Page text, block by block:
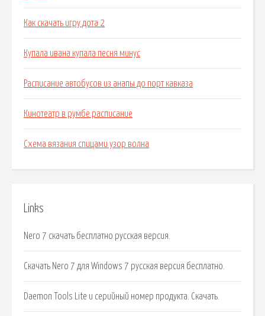
Как скачать игру дота 2
Купала ивана купала песня минус
Расписание автобусов из анапы до порт кавказа
Кинотеатр в румбе расписание
Схема вязания спицами узор волна
Links
Nero 7 скачать бесплатно русская версия.
Скачать Nero 7 для Windows 7 русская версия бесплатно.
Daemon Tools Lite и серийный номер продукта. Скачать.